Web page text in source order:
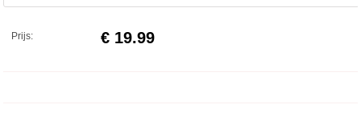
Prijs: € 19.99